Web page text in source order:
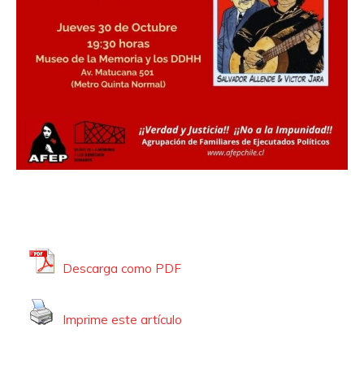
Descarga como PDF
Imprime este artículo